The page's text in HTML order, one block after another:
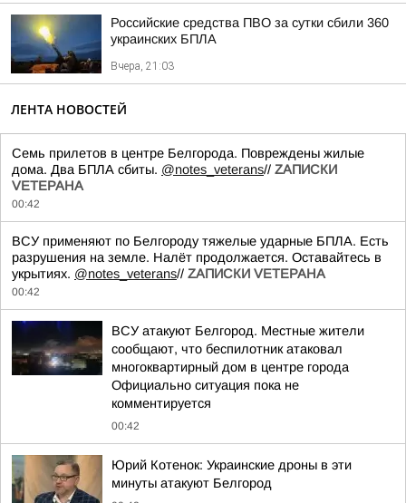
Российские средства ПВО за сутки сбили 360
украинских БПЛА
Вчера, 21:03
ЛЕНТА НОВОСТЕЙ
Семь прилетов в центре Белгорода. Повреждены жилые
дома. Два БПЛА сбиты. @notes_veterans// ZАПИСКИ
VЕТЕРАНА
00:42
ВСУ применяют по Белгороду тяжелые ударные БПЛА. Есть
разрушения на земле. Налёт продолжается. Оставайтесь в
укрытиях. @notes_veterans// ZАПИСКИ VЕТЕРАНА
00:42
ВСУ атакуют Белгород. Местные жители
сообщают, что беспилотник атаковал
многоквартирный дом в центре города
Официально ситуация пока не
комментируется
00:42
Юрий Котенок: Украинские дроны в эти
минуты атакуют Белгород